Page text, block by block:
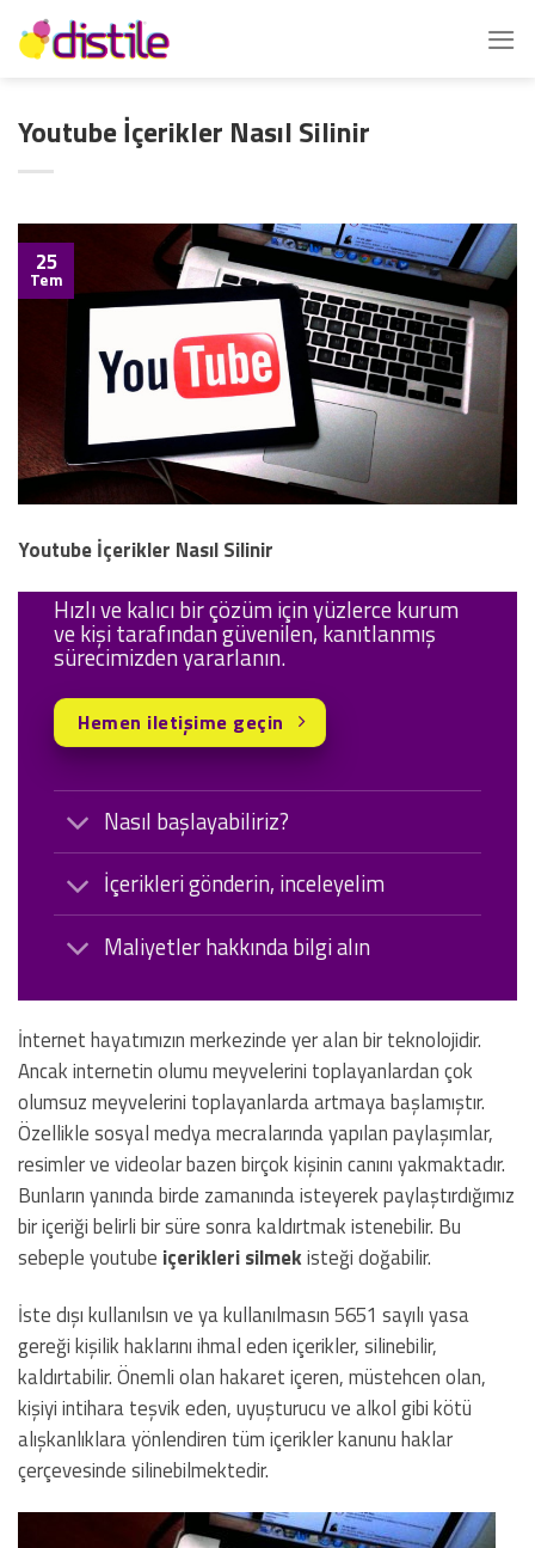
İçeriğe
atla
Youtube İçerikler Nasıl Silinir
25
Tem
Youtube İçerikler Nasıl Silinir
Nasıl başlayabiliriz?
İçerikleri gönderin, inceleyelim
Maliyetler hakkında bilgi alın
Hızlı ve kalıcı bir çözüm için yüzlerce kurum
ve kişi tarafından güvenilen, kanıtlanmış
sürecimizden yararlanın.
Hemen iletişime geçin
İnternet hayatımızın merkezinde yer alan bir teknolojidir.
Ancak internetin olumu meyvelerini toplayanlardan çok
olumsuz meyvelerini toplayanlarda artmaya başlamıştır.
Özellikle sosyal medya mecralarında yapılan paylaşımlar,
resimler ve videolar bazen birçok kişinin canını yakmaktadır.
Bunların yanında birde zamanında isteyerek paylaştırdığımız
bir içeriği belirli bir süre sonra kaldırtmak istenebilir. Bu
sebeple youtube içerikleri silmekisteği doğabilir.
İste dışı kullanılsın ve ya kullanılmasın 5651 sayılı yasa
gereği kişilik haklarını ihmal eden içerikler, silinebilir,
kaldırtabilir. Önemli olan hakaret içeren, müstehcen olan,
kişiyi intihara teşvik eden, uyuşturucu ve alkol gibi kötü
alışkanlıklara yönlendiren tüm içerikler kanunu haklar
çerçevesinde silinebilmektedir.